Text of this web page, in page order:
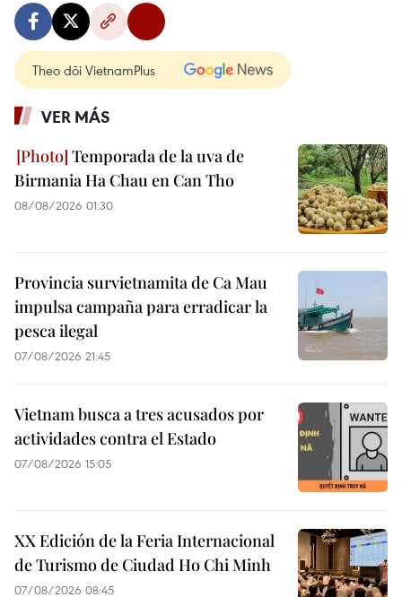
Theo dõi VietnamPlus
VER MÁS
Temporada de la uva de
Birmania Ha Chau en Can Tho
08/08/2026 01:30
Provincia survietnamita de Ca Mau
impulsa campaña para erradicar la
pesca ilegal
07/08/2026 21:45
Vietnam busca a tres acusados por
actividades contra el Estado
07/08/2026 15:05
XX Edición de la Feria Internacional
de Turismo de Ciudad Ho Chi Minh
07/08/2026 08:45